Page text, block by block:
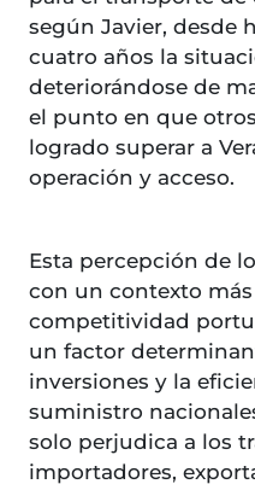
según Javier, desde
cuatro años la
deteriorándose de
el punto en que
logrado superar a
operación y acceso.
Esta percepción de
con un contexto
competitividad
un factor
inversiones y la
suministro
solo perjudica a los
importadores,